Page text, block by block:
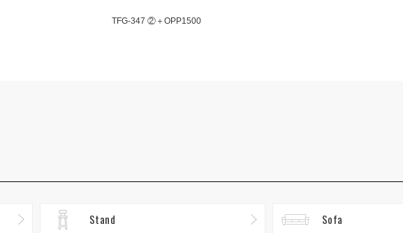
TFG-347 ②＋OPP1500
Stand Sofa